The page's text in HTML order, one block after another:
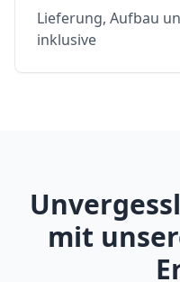
Lieferung, Aufbau
inklusive
mit